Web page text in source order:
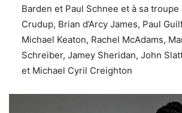
Barden et Paul Schnee et à sa troupe
Crudup, Brian d’Arcy James, Paul
Michael Keaton, Rachel McAdams,
Schreiber, Jamey Sheridan, John
et Michael Cyril Creighton